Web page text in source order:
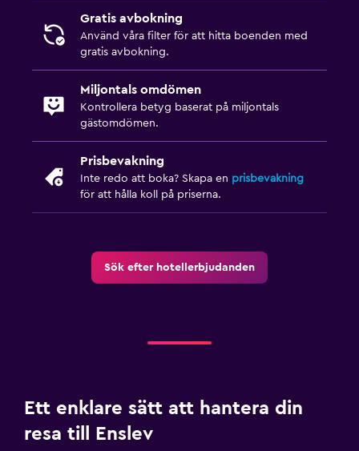
Gratis avbokning
Använd våra filter för att hitta boenden med
gratis avbokning.
Miljontals omdömen
Kontrollera betyg baserat på miljontals
gästomdömen.
Prisbevakning
Inte redo att boka? Skapa en prisbevakning
för att hålla koll på priserna.
Sök efter hotellerbjudanden
Ett enklare sätt att hantera din
resa till Enslev